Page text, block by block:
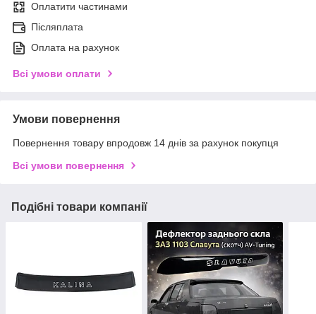
Оплатити частинами
Післяплата
Оплата на рахунок
Всі умови оплати
Умови повернення
Повернення товару впродовж 14 днів за рахунок покупця
Всі умови повернення
Подібні товари компанії